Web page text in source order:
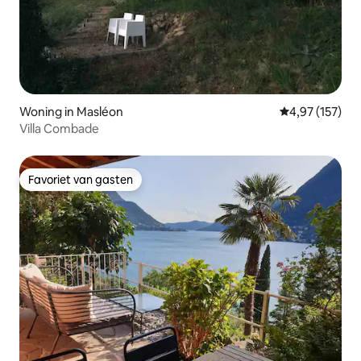
Woning in Masléon Gemiddelde
4,97 (157)
Villa Combade
Favoriet van gasten
Favoriet van gasten